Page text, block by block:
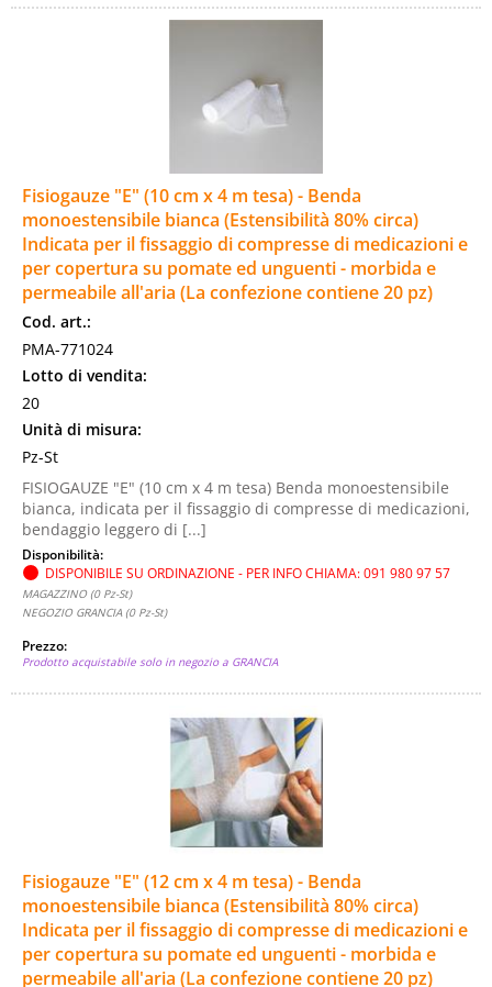
Fisiogauze "E" (10 cm x 4 m tesa) - Benda
monoestensibile bianca (Estensibilità 80% circa)
Indicata per il fissaggio di compresse di medicazioni e
per copertura su pomate ed unguenti - morbida e
permeabile all'aria (La confezione contiene 20 pz)
Cod. art.:
PMA-771024
Lotto di vendita:
20
Unità di misura:
Pz-St
FISIOGAUZE "E" (10 cm x 4 m tesa) Benda monoestensibile
bianca, indicata per il fissaggio di compresse di medicazioni,
bendaggio leggero di [...]
Disponibilità:
DISPONIBILE SU ORDINAZIONE - PER INFO CHIAMA: 091 980 97 57
MAGAZZINO (0 Pz-St)
NEGOZIO GRANCIA (0 Pz-St)
Prezzo:
Prodotto acquistabile solo in negozio a GRANCIA
Fisiogauze "E" (12 cm x 4 m tesa) - Benda
monoestensibile bianca (Estensibilità 80% circa)
Indicata per il fissaggio di compresse di medicazioni e
per copertura su pomate ed unguenti - morbida e
permeabile all'aria (La confezione contiene 20 pz)